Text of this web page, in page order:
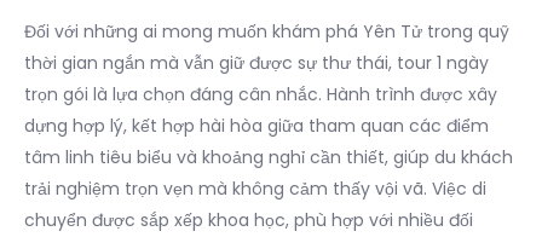
Đối với những ai mong muốn khám phá Yên Tử trong quỹ
thời gian ngắn mà vẫn giữ được sự thư thái, tour 1 ngày
trọn gói là lựa chọn đáng cân nhắc. Hành trình được xây
dựng hợp lý, kết hợp hài hòa giữa tham quan các điểm
tâm linh tiêu biểu và khoảng nghỉ cần thiết, giúp du khách
trải nghiệm trọn vẹn mà không cảm thấy vội vã. Việc di
chuyển được sắp xếp khoa học, phù hợp với nhiều đối